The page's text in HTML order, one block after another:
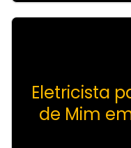
Eletricista
de Mim